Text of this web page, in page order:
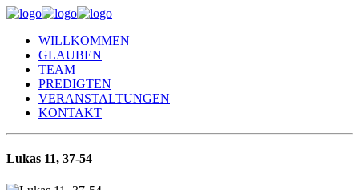
WILLKOMMEN
GLAUBEN
TEAM
PREDIGTEN
VERANSTALTUNGEN
KONTAKT
Lukas 11, 37-54